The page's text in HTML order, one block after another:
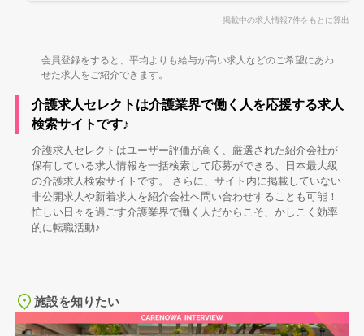
掲載中の求人情報7件をもとに算出
会員登録をすると、平均よりも給与が高い求人などのご希望にあわ
せた求人をご紹介できます。
介護求人セレクトは介護業界で働く人を応援する求人
検索サイトです♪
介護求人セレクトはユーザー評価が高く、厳選された紹介会社が
保有している求人情報を一括検索して応募ができる、日本最大級
の介護求人検索サイトです。 さらに、サイト内に掲載していない
非公開求人や新着求人を紹介会社へ問い合わせすることも可能！
忙しい日々を過ごす介護業界で働く人だからこそ、かしこく効率
的に転職活動♪
施設を知りたい